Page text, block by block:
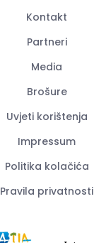
Kontakt
Partneri
Media
Brošure
Uvjeti korištenja
Impressum
Politika kolačića
Pravila privatnosti